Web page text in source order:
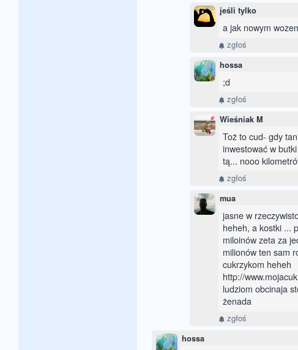
jeśli tylko
a jak nowym
zgłoś
hossa
;d
zgłoś
Wieśniak M
Toż to cud- gdy
inwestować w
tą... nooo
zgłoś
mua
jasne w
heheh, a kostki ...
miloinów zeta za
milionów ten sam
cukrzykom heheh
http://
ludziom obcinaja
żenada
zgłoś
hossa